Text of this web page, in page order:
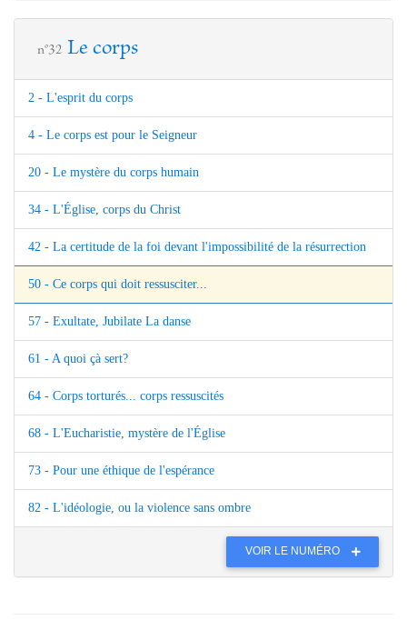
n°32 Le corps
2 - L'esprit du corps
4 - Le corps est pour le Seigneur
20 - Le mystère du corps humain
34 - L'Église, corps du Christ
42 - La certitude de la foi devant l'impossibilité de la résurrection
50 - Ce corps qui doit ressusciter...
57 - Exultate, Jubilate La danse
61 - A quoi çà sert?
64 - Corps torturés... corps ressuscités
68 - L'Eucharistie, mystère de l'Église
73 - Pour une éthique de l'espérance
82 - L'idéologie, ou la violence sans ombre
VOIR LE NUMÉRO